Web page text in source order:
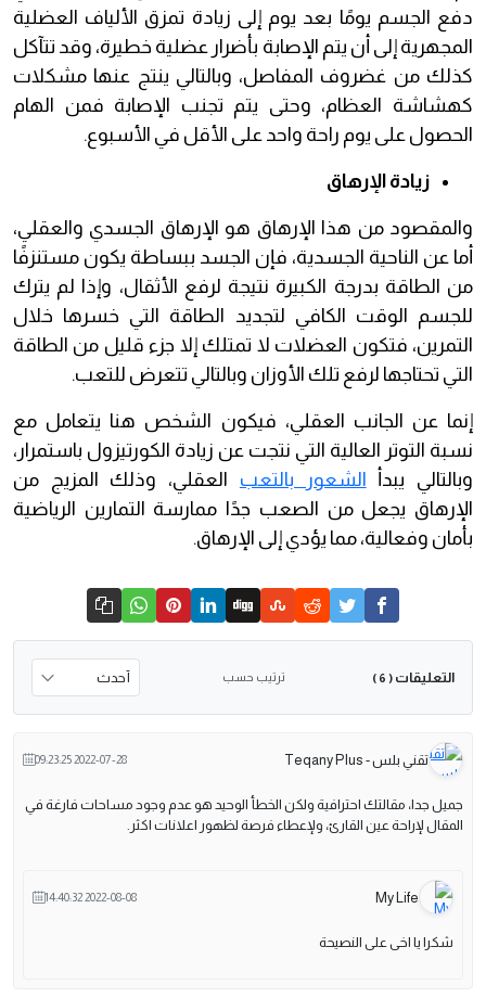
دفع الجسم يومًا بعد يوم إلى زيادة تمزق الألياف العضلية
المجهرية إلى أن يتم الإصابة بأضرار عضلية خطيرة، وقد تتآكل
كذلك من غضروف المفاصل، وبالتالي ينتج عنها مشكلات
كهشاشة العظام، وحتى يتم تجنب الإصابة فمن الهام
الحصول على يوم راحة واحد على الأقل في الأسبوع.
زيادة الإرهاق
والمقصود من هذا الإرهاق هو الإرهاق الجسدي والعقلي،
أما عن الناحية الجسدية، فإن الجسد ببساطة يكون مستنزفًا
من الطاقة بدرجة الكبيرة نتيجة لرفع الأثقال، وإذا لم يترك
للجسم الوقت الكافي لتجديد الطاقة التي خسرها خلال
التمرين، فتكون العضلات لا تمتلك إلا جزء قليل من الطاقة
التي تحتاجها لرفع تلك الأوزان وبالتالي تتعرض للتعب.
إنما عن الجانب العقلي، فيكون الشخص هنا يتعامل مع
نسبة التوتر العالية التي نتجت عن زيادة الكورتيزول باستمرار،
وبالتالي يبدأ الشعور بالتعب العقلي، وذلك المزيج من
الإرهاق يجعل من الصعب جدًا ممارسة التمارين الرياضية
بأمان وفعالية، مما يؤدي إلى الإرهاق.
التعليقات ( 6 ) ترتيب حسب
تقني بلس - Teqany Plus 2022-07-28 09:23:25
جميل جدا، مقالتك احترافية ولكن الخطأ الوحيد هو عدم وجود مساحات فارغة في
المقال لإراحة عين القارئ، ولإعطاء فرصة لظهور اعلانات اكثر.
My Life
2022-08-08 14:40:32
شكرا يا اخى على النصيحة